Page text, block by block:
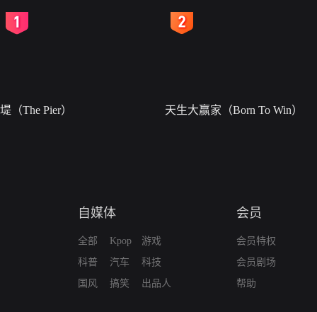
堤（The Pier） 天生大赢家（Born To Win）
自媒体
全部
科普
国风
Kpop
汽车
搞笑
游戏
科技
出品人
会员
会员特权
会员剧场
帮助